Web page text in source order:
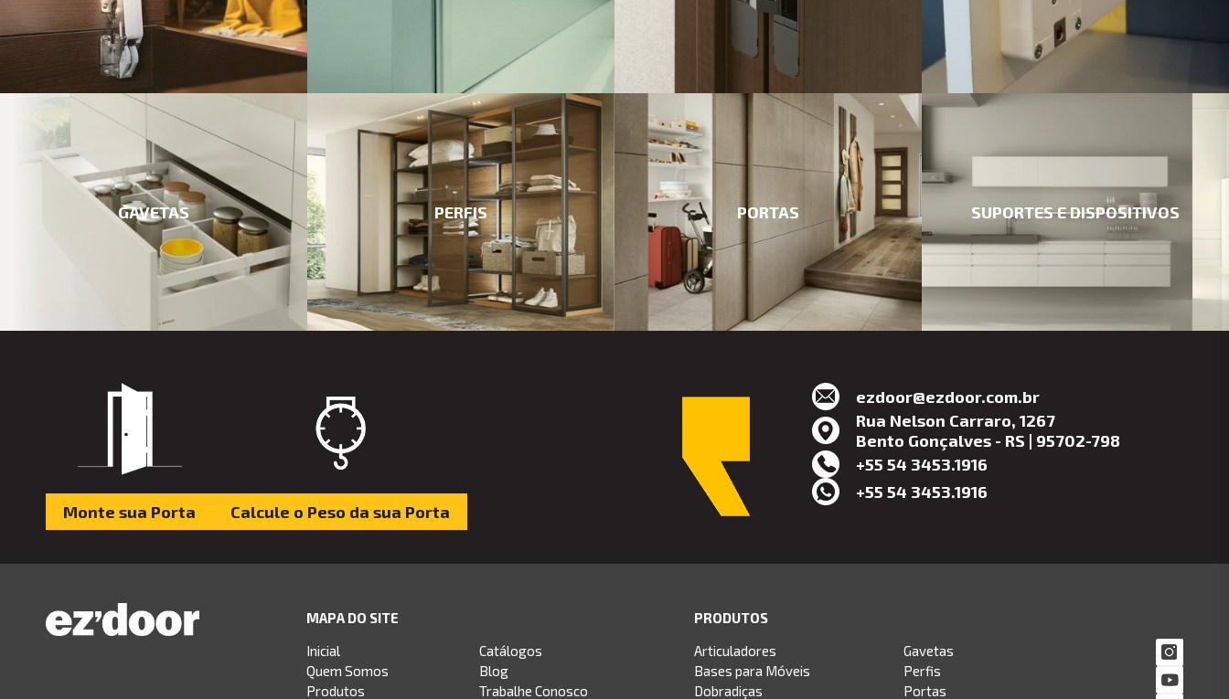
GAVETAS PERFIS PORTAS SUPORTES E DISPOSITIVOS
Monte sua Porta Calcule o Peso da sua Porta
ezdoor@ezdoor.com.br
Rua Nelson Carraro, 1267
Bento Gonçalves - RS | 95702-798
+55 54 3453.1916
+55 54 3453.1916
MAPA DO SITE
Inicial
Quem Somos
Produtos
Catálogos
Blog
Trabalhe Conosco
PRODUTOS
Articuladores
Bases para Móveis
Dobradiças
Gavetas
Perfis
Portas